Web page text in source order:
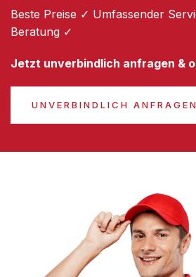
Beste Preise ✓ Umfassender
Beratung ✓
Jetzt unverbindlich anfragen &
UNVERBINDLICH ANFRAGEN